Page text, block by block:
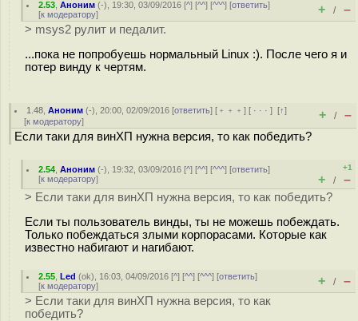
2.53 ,Аноним (-), 19:30, 03/09/2016 [^] [^^] [^^^] [ответить]
[к модератору] + / –
> msys2 рулит и педалит.
...пока не попробуешь нормальный Linux :). После чего я и
потер винду к чертям.
1.48 ,Аноним (-), 20:00, 02/09/2016 [ответить] [ ﹢﹢﹢] [ · · ·][↑]
[к модератору] + / –
Если таки для винХП нужна версия, то как победить?
2.54 ,Аноним (-), 19:32, 03/09/2016 [^] [^^] [^^^] [ответить]
[к модератору]
+1
+ / –
> Если таки для винХП нужна версия, то как победить?
Если ты пользователь винды, ты не можешь побеждать.
Только побеждаться злыми корпорасами. Которые как
известно набигают и нагибают.
2.55 ,Led (ok), 16:03, 04/09/2016 [^] [^^] [^^^] [ответить]
[к модератору] + / –
> Если таки для винХП нужна версия, то как
победить?